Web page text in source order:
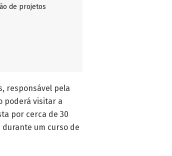
de projetos
responsável pela
poderá visitar a
por cerca de 30
um curso de